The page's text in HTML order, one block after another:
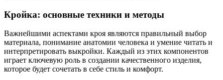
Кройка: основные техники и методы
Важнейшими аспектами кроя являются правильный выбор
материала, понимание анатомии человека и умение читать и
интерпретировать выкройки. Каждый из этих компонентов
играет ключевую роль в создании качественного изделия,
которое будет сочетать в себе стиль и комфорт.